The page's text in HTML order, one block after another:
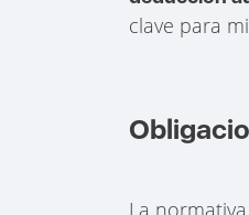
clave para
La